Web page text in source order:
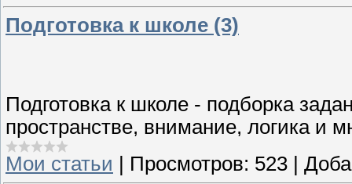
Подготовка к школе (3)
Подготовка к школе - подборка
пространстве, внимание, логика и
Мои статьи
Просмотров: 523